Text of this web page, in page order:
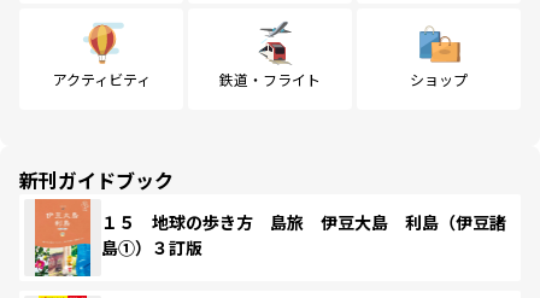
アクティビティ 鉄道・フライト ショップ
新刊ガイドブック
１５ 地球の歩き方 島旅 伊豆大島 利島（伊豆諸
島①）３訂版